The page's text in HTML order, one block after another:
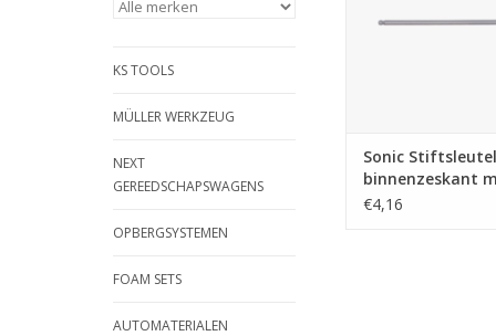
KS TOOLS
MÜLLER WERKZEUG
NEXT
GEREEDSCHAPSWAGENS
OPBERGSYSTEMEN
FOAM SETS
AUTOMATERIALEN
Sonic
binnenzeskant
kogelkop extra
€4,16